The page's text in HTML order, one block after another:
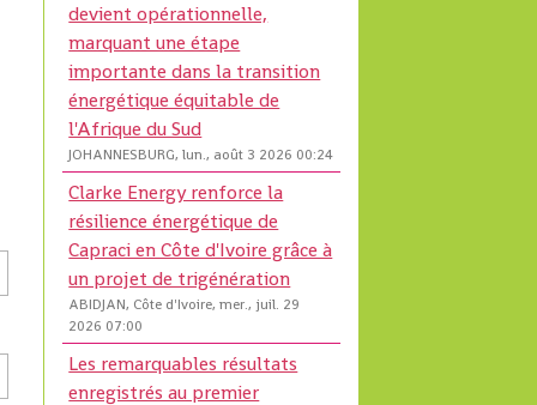
devient opérationnelle,
marquant une étape
importante dans la transition
énergétique équitable de
l'Afrique du Sud
JOHANNESBURG, lun., août 3 2026 00:24
Clarke Energy renforce la
résilience énergétique de
Capraci en Côte d'Ivoire grâce à
un projet de trigénération
ABIDJAN, Côte d'Ivoire, mer., juil. 29
2026 07:00
Les remarquables résultats
enregistrés au premier